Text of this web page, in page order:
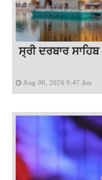
ਸ੍ਰੀ ਦਰਬਾਰ
Aug 06, 2026 9:47 Am